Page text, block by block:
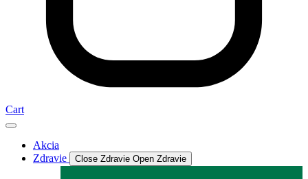
Cart
Akcia
Zdravie
Close Zdravie Open Zdravie